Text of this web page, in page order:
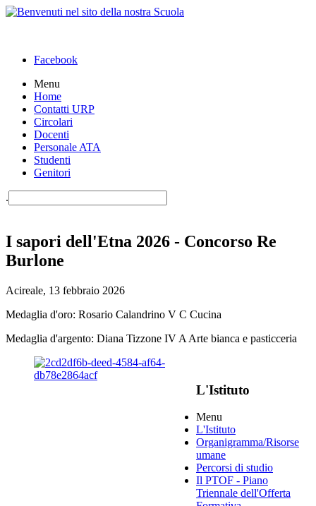
Facebook
Menu
Home
Contatti URP
Circolari
Docenti
Personale ATA
Studenti
Genitori
.
I sapori dell'Etna 2026 - Concorso Re
Burlone
Acireale, 13 febbraio 2026
Medaglia d'oro: Rosario Calandrino V C Cucina
Medaglia d'argento: Diana Tizzone IV A Arte bianca e pasticceria
L'Istituto
Menu
L'Istituto
Organigramma/Risorse
umane
Percorsi di studio
Il PTOF - Piano
Triennale dell'Offerta